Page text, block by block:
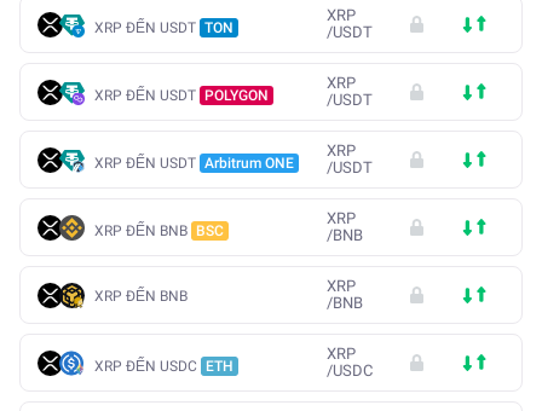
XRP ĐẾN USDT TON
XRP
/USDT
XRP ĐẾN USDT POLYGON
XRP
/USDT
XRP ĐẾN USDT Arbitrum ONE
XRP
/USDT
XRP ĐẾN BNB BSC
XRP
/BNB
XRP ĐẾN BNB
XRP
/BNB
XRP ĐẾN USDC ETH
XRP
/USDC